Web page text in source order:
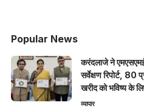
Popular News
करंदलाजे ने
सर्वेक्षण रिपोर्ट, 80
खरीद को भविष्य के
व्यापार